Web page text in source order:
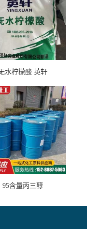
水柠檬酸 英轩
95含量丙三醇